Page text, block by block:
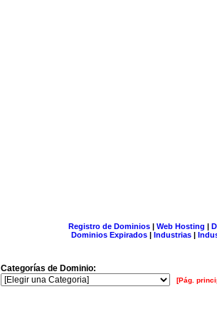
Registro de Dominios| Web Hosting |
Dominios Expirados | Industrias |
Categorías de Dominio:
[Pág.